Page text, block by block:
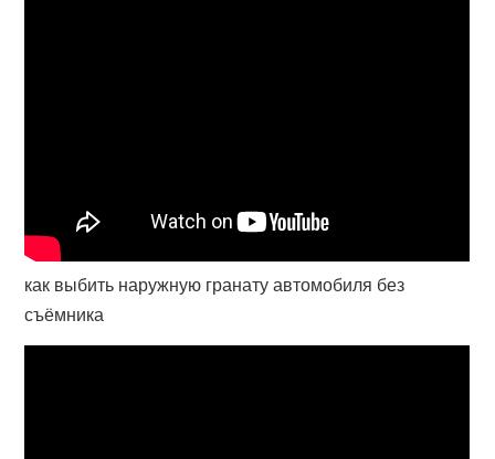
как выбить наружную гранату автомобиля без
съёмника